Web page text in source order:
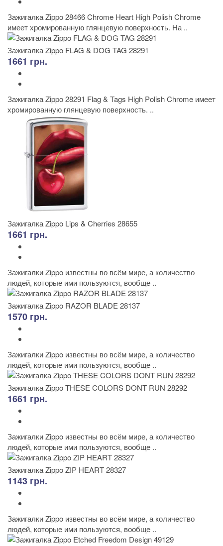
Зажигалка Zippo 28466 Chrome Heart High Polish Chrome
имеет хромированную глянцевую поверхность. На ..
Зажигалка Zippo FLAG & DOG TAG 28291
1661 грн.
Зажигалка Zippo 28291 Flag & Tags High Polish Chrome имеет
хромированную глянцевую поверхность. ..
Зажигалка Zippo Lips & Cherries 28655
1661 грн.
Зажигалки Zippo известны во всём мире, а количество
людей, которые ими пользуются, вообще ..
Зажигалка Zippo RAZOR BLADE 28137
1570 грн.
Зажигалки Zippo известны во всём мире, а количество
людей, которые ими пользуются, вообще ..
Зажигалка Zippo THESE COLORS DONT RUN 28292
1661 грн.
Зажигалки Zippo известны во всём мире, а количество
людей, которые ими пользуются, вообще ..
Зажигалка Zippo ZIP HEART 28327
1143 грн.
Зажигалки Zippo известны во всём мире, а количество
людей, которые ими пользуются, вообще ..